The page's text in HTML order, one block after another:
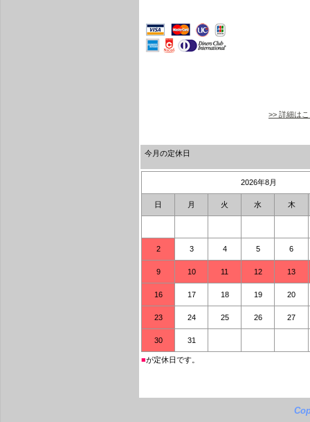
>> 詳細は
今月の定休日
2026年8月
日 月 火 水 木
2 3 4 5 6
9 10 11 12 13
16 17 18 19 20
23 24 25 26 27
30 31
■が定休日です。